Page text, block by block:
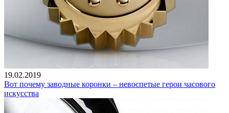
19.02.2019
Вот почему заводные коронки – невоспетые герои часового
искусства